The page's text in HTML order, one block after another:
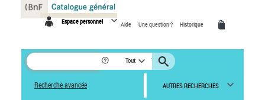
Espace personnel Aide Une question ? Historique
Tout
Recherche avancée AUTRES RECHERCHES
Panneau de gestion des cookies